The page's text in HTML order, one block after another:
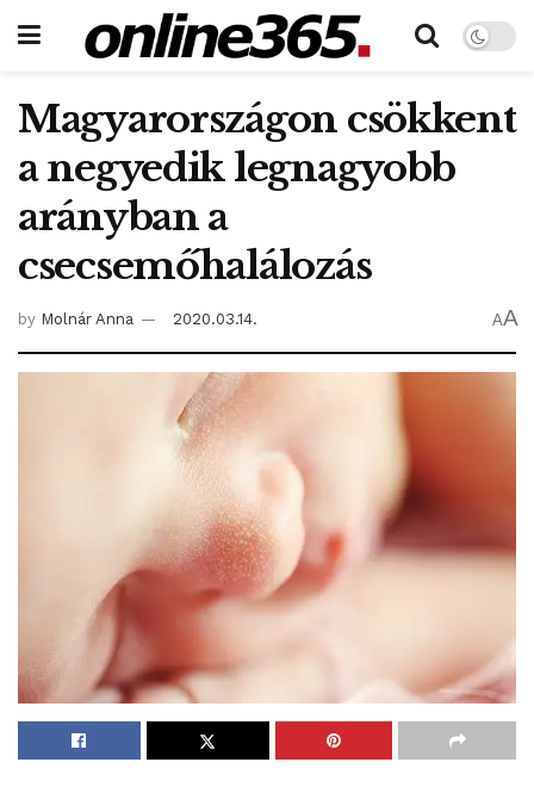
Magyarországon csökkent
a negyedik legnagyobb
arányban a
csecsemőhalálozás
by Molnár Anna 2020.03.14. AA